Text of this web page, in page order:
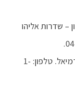
– שדרות אליהו
טרם כרמיאל – רחוב היוצרים 15, כרמיאל. טלפון: 1-